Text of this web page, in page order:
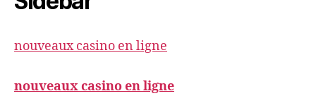
nouveaux casino en ligne
nouveaux casino en ligne